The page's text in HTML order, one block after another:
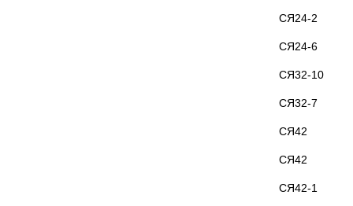
СЯ24-2
СЯ24-6
СЯ32-10
СЯ32-7
СЯ42
СЯ42
СЯ42-1